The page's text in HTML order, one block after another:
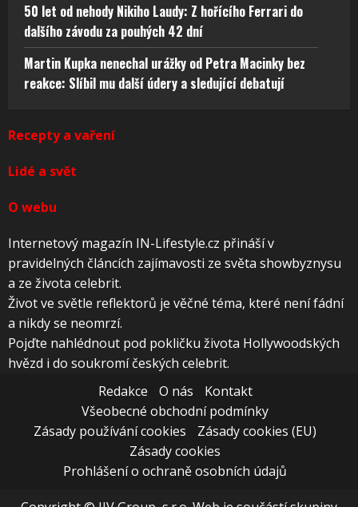
50 let od nehody Nikiho Laudy: Z hořícího Ferrari do
dalšího závodu za pouhých 42 dní
Martin Kupka nenechal urážky od Petra Macinky bez
reakce: Slíbil mu další údery a sledující debatují
Recepty a vaření
Lidé a svět
O webu
Internetový magazín IN-Lifestyle.cz přináší v
pravidelných článcích zajímavosti ze světa showbyznysu
a ze života celebrit.
Život ve světle reflektorů je věčné téma, které není fádní
a nikdy se neomrzí.
Pojďte nahlédnout pod pokličku života Hollywoodských
hvězd i do soukromí českých celebrit.
Redakce
O nás
Kontakt
Všeobecné obchodní podmínky
Zásady používání cookies
Zásady cookies (EU)
Zásady cookies
Prohlášení o ochraně osobních údajů